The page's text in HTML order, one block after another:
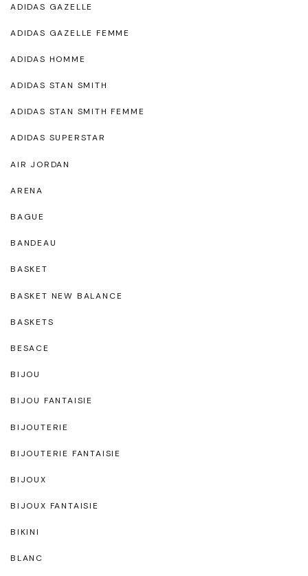
ADIDAS GAZELLE
ADIDAS GAZELLE FEMME
ADIDAS HOMME
ADIDAS STAN SMITH
ADIDAS STAN SMITH FEMME
ADIDAS SUPERSTAR
AIR JORDAN
ARENA
BAGUE
BANDEAU
BASKET
BASKET NEW BALANCE
BASKETS
BESACE
BIJOU
BIJOU FANTAISIE
BIJOUTERIE
BIJOUTERIE FANTAISIE
BIJOUX
BIJOUX FANTAISIE
BIKINI
BLANC